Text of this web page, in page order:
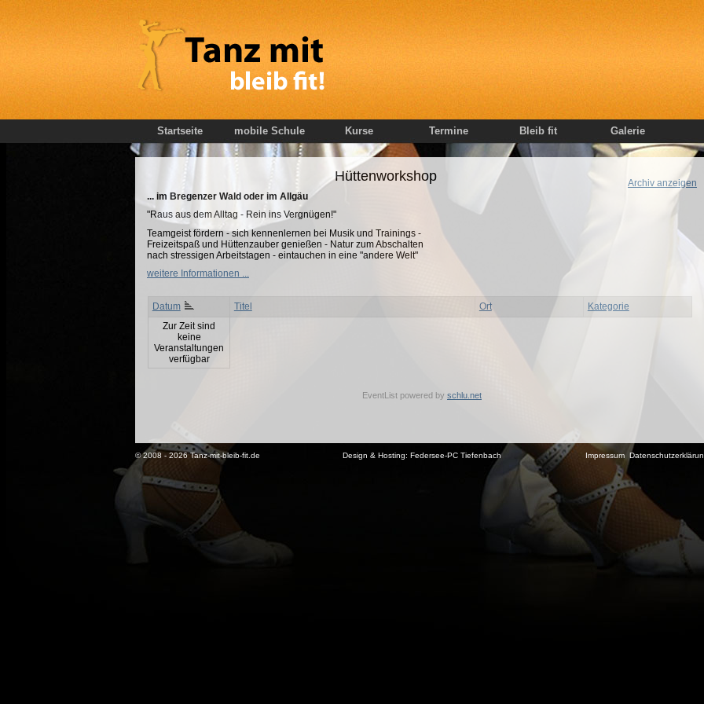
Archiv anzeigen
Hüttenworkshop
... im Bregenzer Wald oder im Allgäu
"Raus aus dem Alltag - Rein ins Vergnügen!"
Teamgeist fördern - sich kennenlernen bei Musik und Trainings -
Freizeitspaß und Hüttenzauber genießen - Natur zum Abschalten
nach stressigen Arbeitstagen - eintauchen in eine "andere Welt"
weitere Informationen ...
Datum Titel Ort
Kategorie
Zur Zeit sind
keine
Veranstaltungen
verfügbar
EventList powered by schlu.net
© 2008 - 2026 Tanz-mit-bleib-fit.de Design & Hosting: Federsee-PC Tiefenbach Impressum
Startseite mobile Schule Kurse Termine Bleib fit Galerie